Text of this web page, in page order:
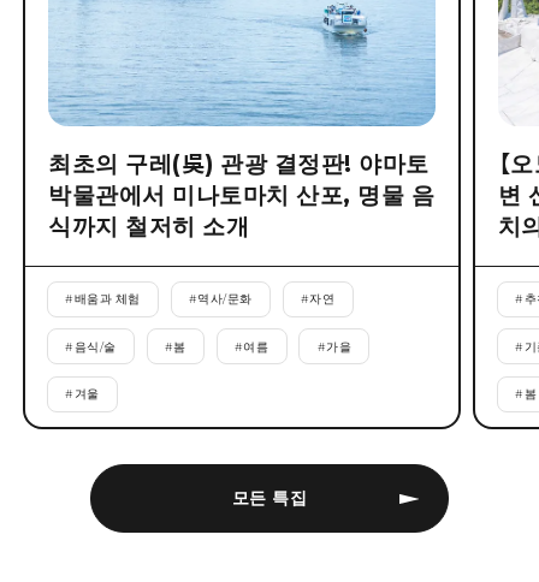
모든 특집
최초의 구레(吳) 관광 결정판! 야마토
박물관에서 미나토마치 산포, 명물 음
식까지 철저히 소개
#배움과 체험 #역사/문화 #자연
#음식/술 #봄 #여름 #가을
# 겨울
【
변
치
#
#
#봄